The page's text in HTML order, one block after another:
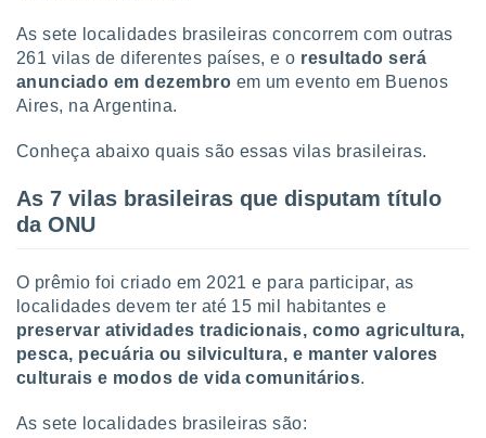
lo de
a
ou
Pode
de
através
As sete localidades brasileiras concorrem com outras
261 vilas de diferentes países, e o resultado será
anunciado em dezembro em um evento em Buenos
Aires, na Argentina.
Conheça abaixo quais são essas vilas brasileiras.
As 7 vilas brasileiras que disputam título
da ONU
O prêmio foi criado em 2021 e para participar, as
localidades devem ter até 15 mil habitantes e
preservar atividades tradicionais, como agricultura,
pesca, pecuária ou silvicultura, e manter valores
culturais e modos de vida comunitários.
As sete localidades brasileiras são: